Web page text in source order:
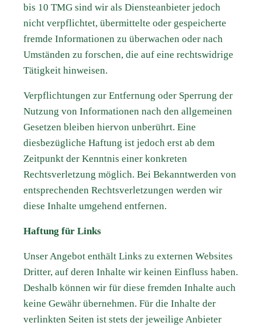
bis 10 TMG sind wir als Diensteanbieter jedoch
nicht verpflichtet, übermittelte oder gespeicherte
fremde Informationen zu überwachen oder nach
Umständen zu forschen, die auf eine rechtswidrige
Tätigkeit hinweisen.
Verpflichtungen zur Entfernung oder Sperrung der
Nutzung von Informationen nach den allgemeinen
Gesetzen bleiben hiervon unberührt. Eine
diesbezügliche Haftung ist jedoch erst ab dem
Zeitpunkt der Kenntnis einer konkreten
Rechtsverletzung möglich. Bei Bekanntwerden von
entsprechenden Rechtsverletzungen werden wir
diese Inhalte umgehend entfernen.
Haftung für Links
Unser Angebot enthält Links zu externen Websites
Dritter, auf deren Inhalte wir keinen Einfluss haben.
Deshalb können wir für diese fremden Inhalte auch
keine Gewähr übernehmen. Für die Inhalte der
verlinkten Seiten ist stets der jeweilige Anbieter